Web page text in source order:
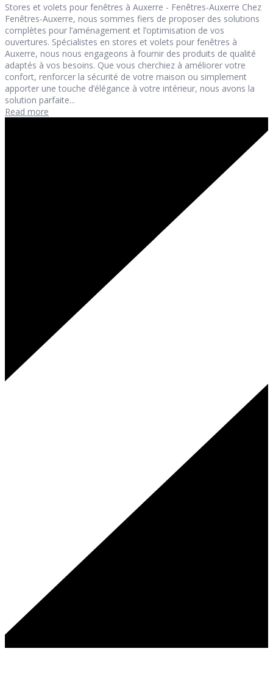
Stores et volets pour fenêtres à Auxerre - Fenêtres-Auxerre Chez
Fenêtres-Auxerre, nous sommes fiers de proposer des solutions
complètes pour l’aménagement et l’optimisation de vos
ouvertures. Spécialistes en stores et volets pour fenêtres à
Auxerre, nous nous engageons à fournir des produits de qualité
adaptés à vos besoins. Que vous cherchiez à améliorer votre
confort, renforcer la sécurité de votre maison ou simplement
apporter une touche d’élégance à votre intérieur, nous avons la
solution parfaite...
Read more